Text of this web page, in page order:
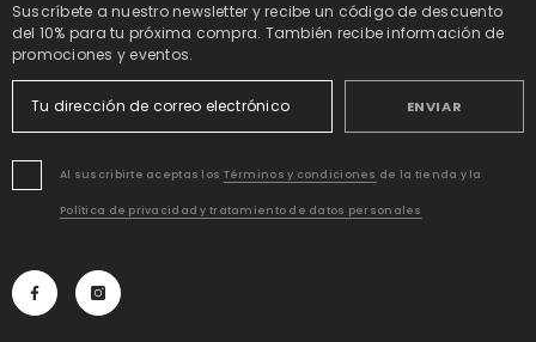
Suscríbete a nuestro newsletter y recibe un código de descuento
del 10% para tu próxima compra. También recibe información de
promociones y eventos.
ENVIAR
Al suscribirte aceptas los Términos y condiciones de la tienda y la
Política de privacidad y tratamiento de datos personales